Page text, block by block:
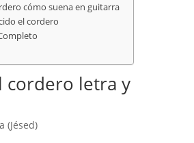
cómo suena en guitarra
el cordero
cordero letra y
(Jésed)